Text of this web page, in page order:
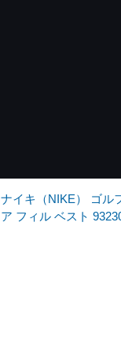
ナイキ（NIKE） ゴル
ア フィル ベスト